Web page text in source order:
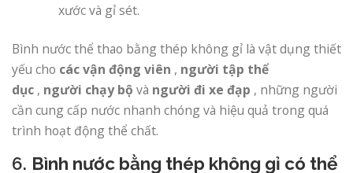
xước và gỉ sét.
Bình nước thể thao bằng thép không gỉ là vật dụng thiết
yếu cho các vận động viên , người tập thể
dục , người chạy bộ và người đi xe đạp , những người
cần cung cấp nước nhanh chóng và hiệu quả trong quá
trình hoạt động thể chất.
6. Bình nước bằng thép không gỉ có thể